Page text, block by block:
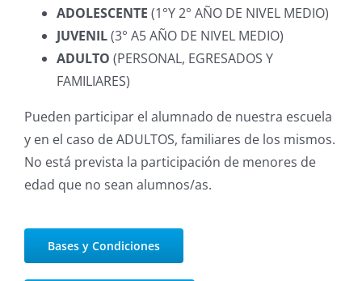
ADOLESCENTE (1°Y 2° AÑO DE NIVEL MEDIO)
JUVENIL(3° A5 AÑO DE NIVEL MEDIO)
ADULTO (PERSONAL, EGRESADOS Y
FAMILIARES)
Pueden participar el alumnado de nuestra escuela
y en el caso de ADULTOS, familiares de los mismos.
No está prevista la participación de menores de
edad que no sean alumnos/as.
Bases y Condiciones